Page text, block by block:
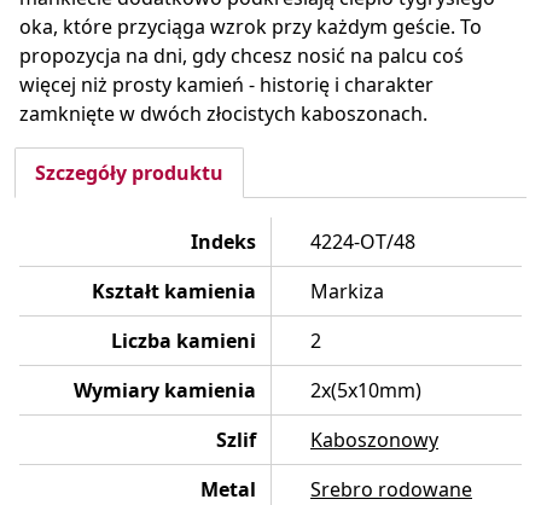
oka, które przyciąga wzrok przy każdym geście. To
propozycja na dni, gdy chcesz nosić na palcu coś
więcej niż prosty kamień - historię i charakter
zamknięte w dwóch złocistych kaboszonach.
Szczegóły produktu
Indeks
4224-OT/48
Kształt kamienia
Markiza
Liczba kamieni
2
Wymiary kamienia
2x(5x10mm)
Szlif
Kaboszonowy
Metal
Srebro rodowane